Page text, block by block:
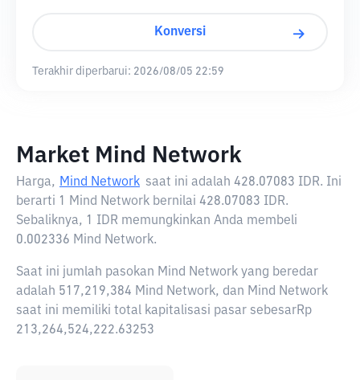
Konversi
Terakhir diperbarui: 2026/08/05 22:59
Market Mind Network
Harga, Mind Network saat ini adalah 428.07083 IDR. Ini
berarti 1 Mind Network bernilai 428.07083 IDR.
Sebaliknya, 1 IDR memungkinkan Anda membeli
0.002336 Mind Network.
Saat ini jumlah pasokan Mind Network yang beredar
adalah 517,219,384 Mind Network, dan Mind Network
saat ini memiliki total kapitalisasi pasar sebesarRp
213,264,524,222.63253